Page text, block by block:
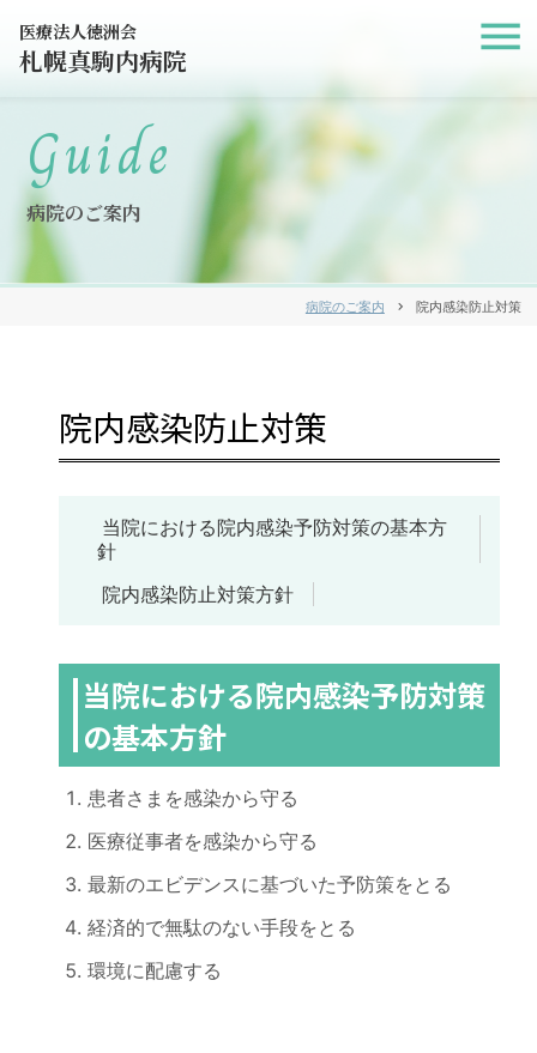
医療法人徳洲会
札幌真駒内病院
病院のご案内
Guide
病院のご案内 chevron_right 院内感染防止対策
院内感染防止対策
当院における院内感染予防対策の基本方
針
院内感染防止対策方針
当院における院内感染予防対策
の基本方針
患者さまを感染から守る
医療従事者を感染から守る
最新のエビデンスに基づいた予防策をとる
経済的で無駄のない手段をとる
環境に配慮する